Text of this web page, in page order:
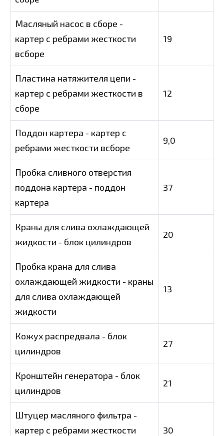
Масляный насос в сборе -
картер с ребрами жесткости
всборе
19
Пластина натяжителя цепи -
картер с ребрами жесткости в
сборе
12
Поддон картера - картер с
ребрами жесткости всборе
9,0
Пробка сливного отверстия
поддона картера - поддон
картера
37
Краны для слива охлаждающей
жидкости - блок цилиндров
20
Пробка крана для слива
охлаждающей жидкости - краны
для слива охлаждающей
жидкости
13
Кожух распредвала - блок
цилиндров
27
Кронштейн генератора - блок
цилиндров
21
Штуцер масляного фильтра -
картер с ребрами жесткости
30